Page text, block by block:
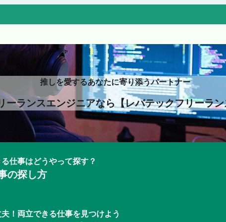
推しを愛するあなたに寄り添うパートナー
ーランスエンジニアなら【レバテックフリーラ
仕事はどうやって探す？
の探し方
！両立できる仕事を見つけよう